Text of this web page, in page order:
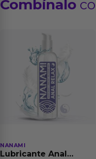
Combínalo
NANAMI
Lubricante Anal